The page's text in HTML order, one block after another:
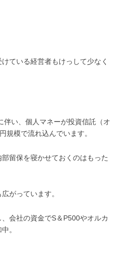
ている経営者もけっして少なく
伴い、個人マネーが投資信託（オ
規模で流れ込んでいます。
留保を寝かせておくのはもった
がっています。
会社の資金でS＆P500やオルカ
。